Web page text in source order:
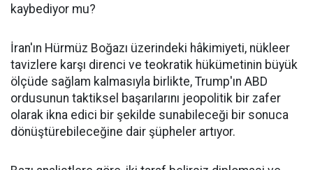
kaybediyor mu?
İran'ın Hürmüz Boğazı üzerindeki hâkimiyeti, nükleer
tavizlere karşı direnci ve teokratik hükümetinin büyük
ölçüde sağlam kalmasıyla birlikte, Trump'ın ABD
ordusunun taktiksel başarılarını jeopolitik bir zafer
olarak ikna edici bir şekilde sunabileceği bir sonuca
dönüştürebileceğine dair şüpheler artıyor.